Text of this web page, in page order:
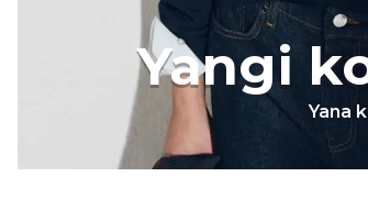
Yangi
Yana